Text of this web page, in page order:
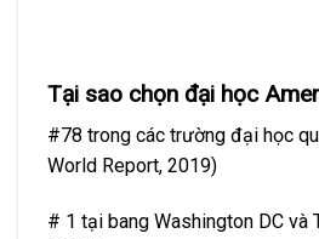
Tại sao chọn đại học
#78 trong các trường đại học
World Report, 2019)
# 1 tại bang Washington DC và